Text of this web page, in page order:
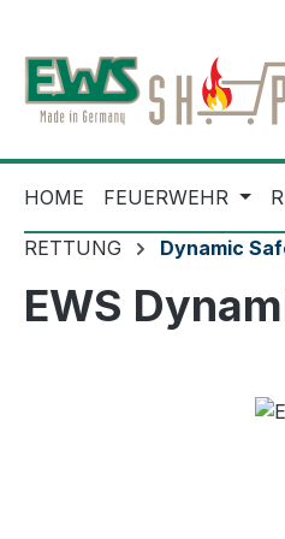
HOME FEUERWEHR
RETTUNG Dynamic
EWS